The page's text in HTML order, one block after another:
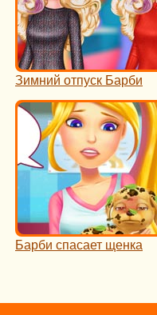
Зимний отпуск Барби
Барби спасает щенка